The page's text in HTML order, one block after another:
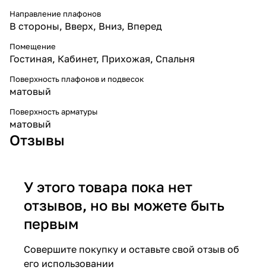
Направление плафонов
В стороны, Вверх, Вниз, Вперед
Помещение
Гостиная, Кабинет, Прихожая, Спальня
Поверхность плафонов и подвесок
матовый
Поверхность арматуры
матовый
Отзывы
У этого товара пока нет
отзывов, но вы можете быть
первым
Совершите покупку и оставьте свой отзыв об
его использовании